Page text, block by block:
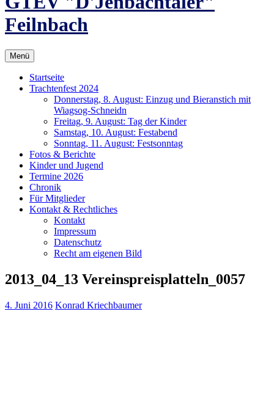
Feilnbach
Menü
Startseite
Trachtenfest 2024
Donnerstag, 8. August: Einzug und Bieranstich mit
Wiagsog-Schneidn
Freitag, 9. August: Tag der Kinder
Samstag, 10. August: Festabend
Sonntag, 11. August: Festsonntag
Fotos & Berichte
Kinder und Jugend
Termine 2026
Chronik
Für Mitglieder
Kontakt & Rechtliches
Kontakt
Impressum
Datenschutz
Recht am eigenen Bild
2013_04_13 Vereinspreisplatteln_0057
4. Juni 2016 Konrad Kriechbaumer